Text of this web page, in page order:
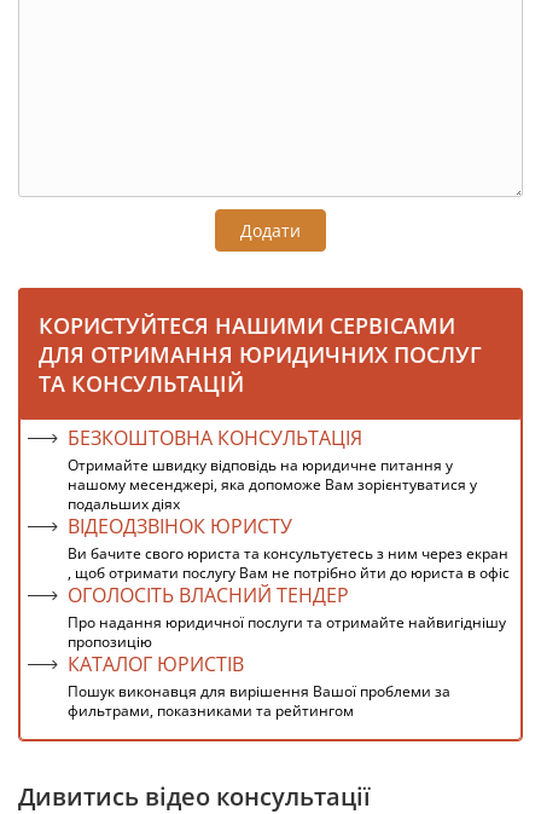
Додати
КОРИСТУЙТЕСЯ НАШИМИ СЕРВІСАМИ
ДЛЯ ОТРИМАННЯ ЮРИДИЧНИХ ПОСЛУГ
ТА КОНСУЛЬТАЦІЙ
БЕЗКОШТОВНА КОНСУЛЬТАЦІЯ
Отримайте швидку відповідь на юридичне питання у
нашому месенджері, яка допоможе Вам зорієнтуватися у
подальших діях
ВІДЕОДЗВІНОК ЮРИСТУ
Ви бачите свого юриста та консультуєтесь з ним через екран
, щоб отримати послугу Вам не потрібно йти до юриста в офіс
ОГОЛОСІТЬ ВЛАСНИЙ ТЕНДЕР
Про надання юридичної послуги та отримайте найвигіднішу
пропозицію
КАТАЛОГ ЮРИСТІВ
Пошук виконавця для вирішення Вашої проблеми за
фильтрами, показниками та рейтингом
Дивитись відео консультації